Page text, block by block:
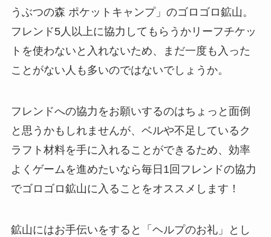
うぶつの森 ポケットキャンプ」のゴロゴロ鉱山。
フレンド5人以上に協力してもらうかリーフチケッ
トを使わないと入れないため、まだ一度も入った
ことがない人も多いのではないでしょうか。
フレンドへの協力をお願いするのはちょっと面倒
と思うかもしれませんが、ベルや不足しているク
ラフト材料を手に入れることができるため、効率
よくゲームを進めたいなら毎日1回フレンドの協力
でゴロゴロ鉱山に入ることをオススメします！
鉱山にはお手伝いをすると「ヘルプのお礼」とし